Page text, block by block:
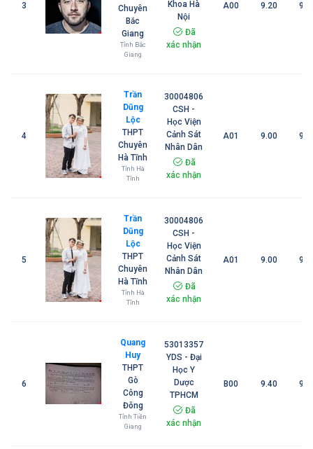
3
Chuyên
Bắc
Giang
Tỉnh Bắc
Giang
Khoa Hà
Nội
Đã
xác nhận
A00 9.20
4
Trần
Dũng
Lộc
THPT
Chuyên
Hà Tĩnh
Tỉnh Hà
Tĩnh
30004806
CSH -
Học Viện
Cảnh Sát
Nhân Dân
Đã
xác nhận
A01 9.00
5
Trần
Dũng
Lộc
THPT
Chuyên
Hà Tĩnh
Tỉnh Hà
Tĩnh
30004806
CSH -
Học Viện
Cảnh Sát
Nhân Dân
Đã
xác nhận
A01 9.00
6
Quang
Huy
THPT
Gò
Công
Đông
Tỉnh Tiền
Giang
53013357
YDS - Đại
Học Y
Dược
TPHCM
Đã
xác nhận
B00 9.40